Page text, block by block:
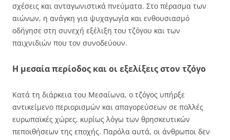
σχέσεις και ανταγωνιστικά πνεύματα. Στο πέρασμα των
αιώνων, η ανάγκη για ψυχαγωγία και ενθουσιασμό
οδήγησε στη συνεχή εξέλιξη του τζόγου και των
παιχνιδιών που τον συνοδεύουν.
Η μεσαία περίοδος και οι εξελίξεις στον τζόγο
Κατά τη διάρκεια του Μεσαίωνα, ο τζόγος υπήρξε
αντικείμενο περιορισμών και απαγορεύσεων σε πολλές
ευρωπαϊκές χώρες, κυρίως λόγω των θρησκευτικών
πεποιθήσεων της εποχής. Παρόλα αυτά, οι άνθρωποι δεν